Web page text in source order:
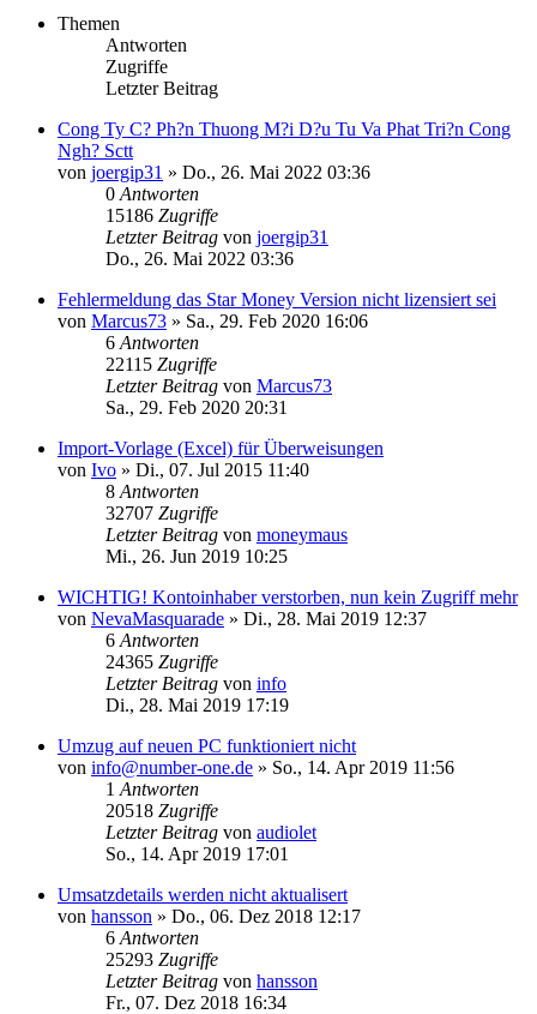
Themen
Antworten
Zugriffe
Letzter Beitrag
Cong Ty C? Ph?n Thuong M?i D?u Tu Va Phat Tri?n Cong
Ngh? Sctt
von joergip31 » Do., 26. Mai 2022 03:36
0 Antworten
15186 Zugriffe
Letzter Beitrag von joergip31
Do., 26. Mai 2022 03:36
Fehlermeldung das Star Money Version nicht lizensiert sei
von Marcus73 » Sa., 29. Feb 2020 16:06
6 Antworten
22115 Zugriffe
Letzter Beitrag von Marcus73
Sa., 29. Feb 2020 20:31
Import-Vorlage (Excel) für Überweisungen
von Ivo » Di., 07. Jul 2015 11:40
8 Antworten
32707 Zugriffe
Letzter Beitrag von moneymaus
Mi., 26. Jun 2019 10:25
WICHTIG! Kontoinhaber verstorben, nun kein Zugriff mehr
von NevaMasquarade » Di., 28. Mai 2019 12:37
6 Antworten
24365 Zugriffe
Letzter Beitrag von info
Di., 28. Mai 2019 17:19
Umzug auf neuen PC funktioniert nicht
von info@number-one.de » So., 14. Apr 2019 11:56
1 Antworten
20518 Zugriffe
Letzter Beitrag von audiolet
So., 14. Apr 2019 17:01
Umsatzdetails werden nicht aktualisert
von hansson » Do., 06. Dez 2018 12:17
6 Antworten
25293 Zugriffe
Letzter Beitrag von hansson
Fr., 07. Dez 2018 16:34